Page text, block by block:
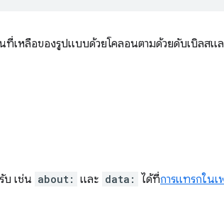
เหลือของรูปแบบด้วยโคลอนตามด้วยดับเบิลสแ
บ เช่น about: และ data: ได้ที่การแทรกในเ